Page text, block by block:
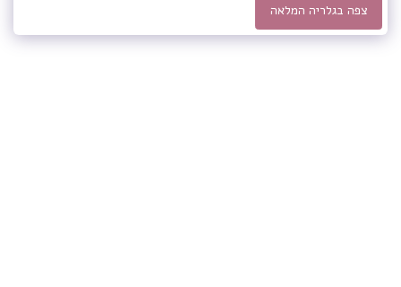
צפה בגלריה המלאה